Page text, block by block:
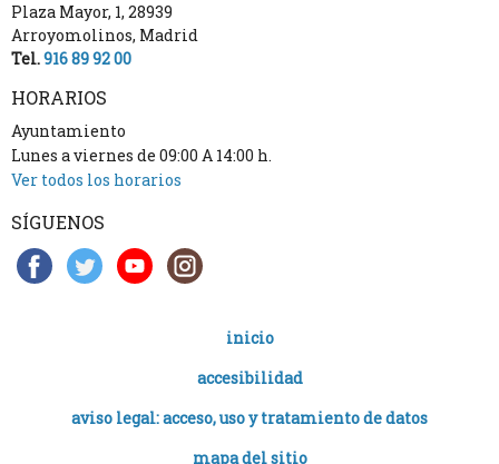
Plaza Mayor, 1, 28939
Arroyomolinos, Madrid
Tel.916 89 92 00
HORARIOS
Ayuntamiento
Lunes a viernes de 09:00 A 14:00 h.
Ver todos los horarios
SÍGUENOS
inicio
accesibilidad
aviso legal: acceso, uso y tratamiento de datos
mapa del sitio